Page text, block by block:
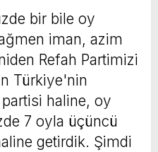
bir bile oy
iman, azim
Refah Partimizi
Türkiye'nin
haline, oy
7 oyla üçüncü
getirdik. Şimdi